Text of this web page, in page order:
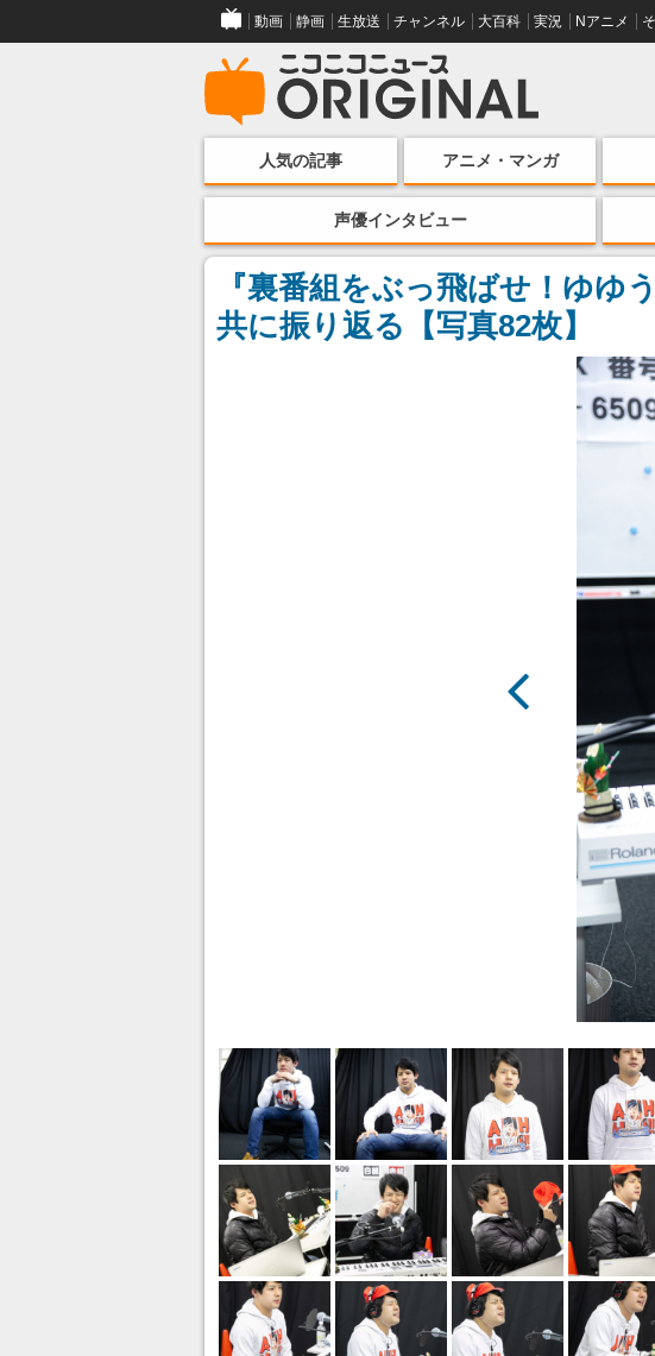
動画 静画 生放送 チャンネル 大百科 実況 Nアニメ
人気の記事 アニメ・マンガ
声優インタビュー
『裏番組をぶっ飛ばせ！ゆゆ
共に振り返る【写真82枚】